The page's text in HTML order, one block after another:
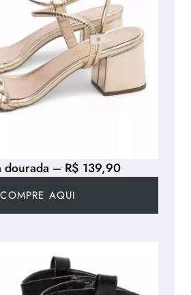
dourada – R$ 139,90
COMPRE AQUI